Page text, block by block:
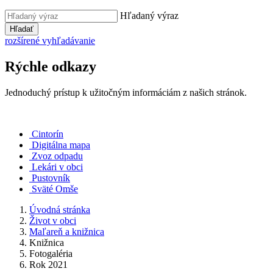
Hľadaný výraz
Hľadať
rozšírené vyhľadávanie
Rýchle odkazy
Jednoduchý prístup k užitočným informáciám z našich stránok.
Cintorín
Digitálna mapa
Zvoz odpadu
Lekári v obci
Pustovník
Sväté Omše
Úvodná stránka
Život v obci
Maľareň a knižnica
Knižnica
Fotogaléria
Rok 2021